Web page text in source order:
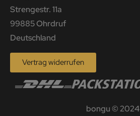
Strengestr. 11a
99885 Ohrdruf
Deutschland
Vertrag widerrufen
bongu © 2024